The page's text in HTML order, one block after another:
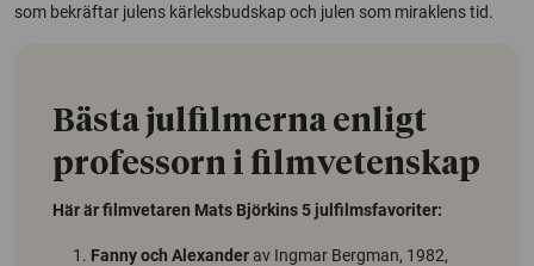
som bekräftar julens kärleksbudskap och julen som miraklens tid.
Bästa julfilmerna enligt
professorn i filmvetenskap
Här är filmvetaren Mats Björkins 5 julfilmsfavoriter:
Fanny och Alexanderav Ingmar Bergman, 1982,